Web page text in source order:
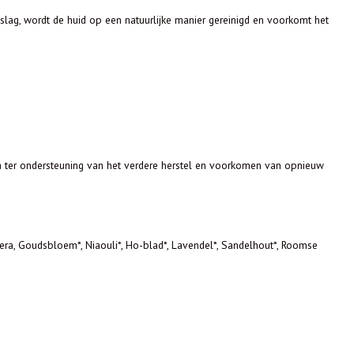
wordt de huid op een natuurlijke manier gereinigd en voorkomt het
ondersteuning van het verdere herstel en voorkomen van opnieuw
Goudsbloem*, Niaouli*, Ho-blad*, Lavendel*, Sandelhout*, Roomse